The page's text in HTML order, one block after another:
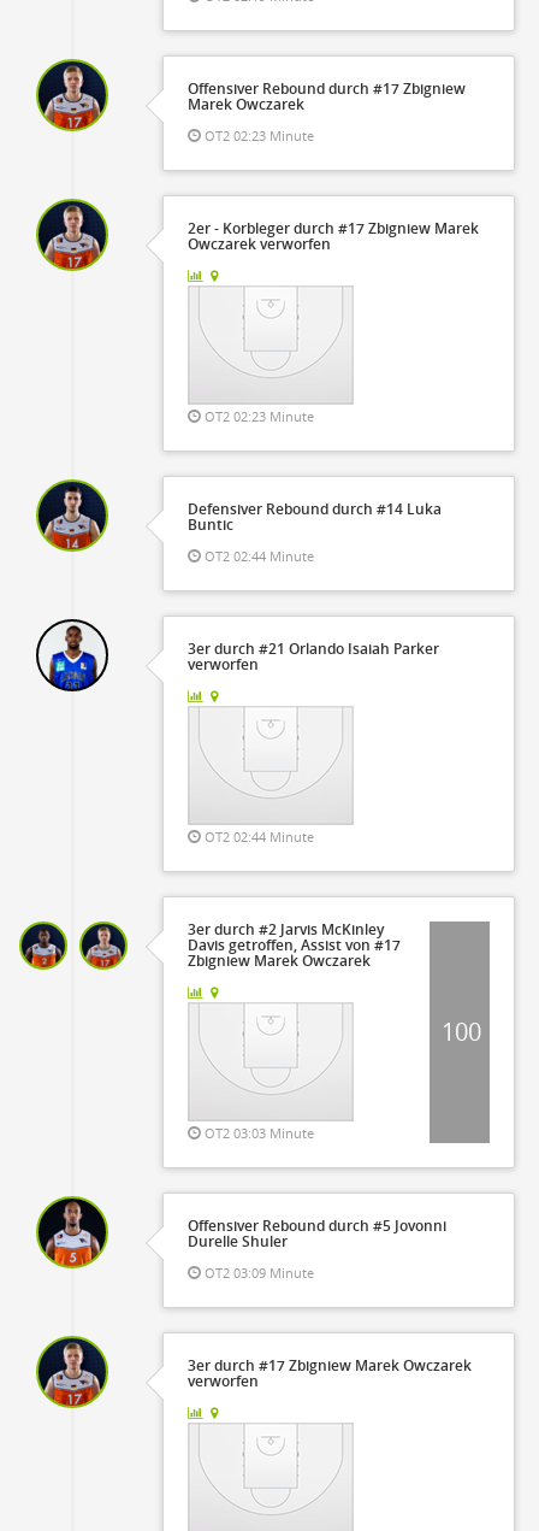
Offensiver Rebound durch #17 Zbigniew
Marek Owczarek
OT2 02:23 Minute
2er - Korbleger durch #17 Zbigniew Marek
Owczarek verworfen
OT2 02:23 Minute
Defensiver Rebound durch #14 Luka
Buntic
OT2 02:44 Minute
3er durch #21 Orlando Isaiah Parker
verworfen
OT2 02:44 Minute
3er durch #2 Jarvis McKinley
Davis getroffen, Assist von #17
Zbigniew Marek Owczarek
OT2 03:03 Minute
100
Offensiver Rebound durch #5 Jovonni
Durelle Shuler
OT2 03:09 Minute
3er durch #17 Zbigniew Marek Owczarek
verworfen